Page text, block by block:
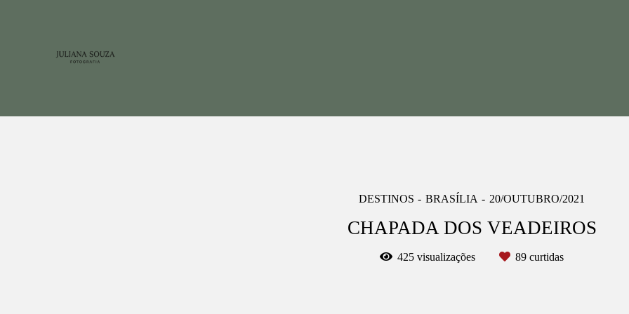
DESTINOS BRASÍLIA 20/OUTUBRO/2021
CHAPADA DOS VEADEIROS
425 visualizações 89 curtidas